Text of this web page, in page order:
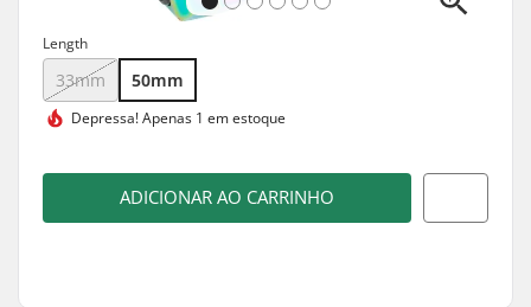
Length
33mm 50mm
Depressa!Apenas 1 em estoque
ADICIONAR AO CARRINHO